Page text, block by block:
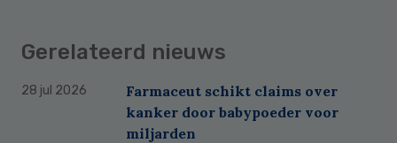
Gerelateerd nieuws
28 jul 2026
Farmaceut schikt claims over
kanker door babypoeder voor
miljarden